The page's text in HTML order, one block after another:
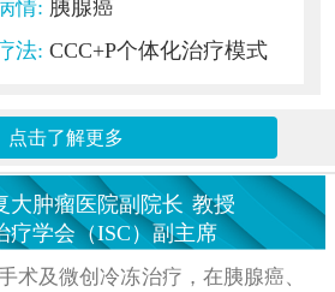
情: 胰腺癌
法: CCC+P个体化治疗模式
点击了解更多
大肿瘤医院副院长 教授
疗学会（ISC）副主席
术及微创冷冻治疗，在胰腺癌、